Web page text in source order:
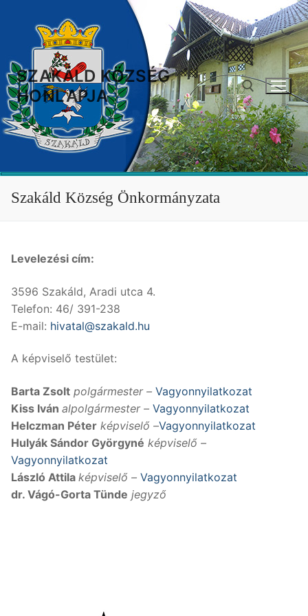
tartalomra
SZAKÁLD KÖZSÉG
HONLAPJA
Keresése:
Szakáld Község Önkormányzata
Levelezési cím:
3596 Szakáld, Aradi utca 4.
Telefon: 46/ 391-238
E-mail: hivatal@szakald.hu
A képviselő testület:
Barta Zsolt polgármester – Vagyonnyilatkozat
Kiss Iván alpolgármester – Vagyonnyilatkozat
Helczman Péter képviselő –Vagyonnyilatkozat
Hulyák Sándor Györgyné képviselő –
Vagyonnyilatkozat
László Attila képviselő – Vagyonnyilatkozat
dr. Vágó-Gorta Tünde jegyző